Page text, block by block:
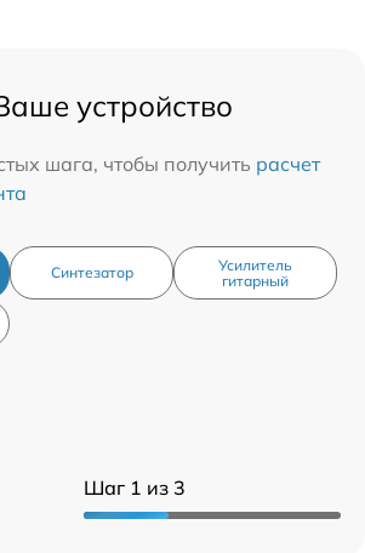
Шаг 1 из 3
устройство
шага, чтобы получить расчет
Синтезатор
Усилитель
гитарный